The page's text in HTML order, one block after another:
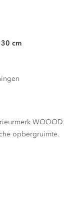
cm
WOOOD
opbergruimte.